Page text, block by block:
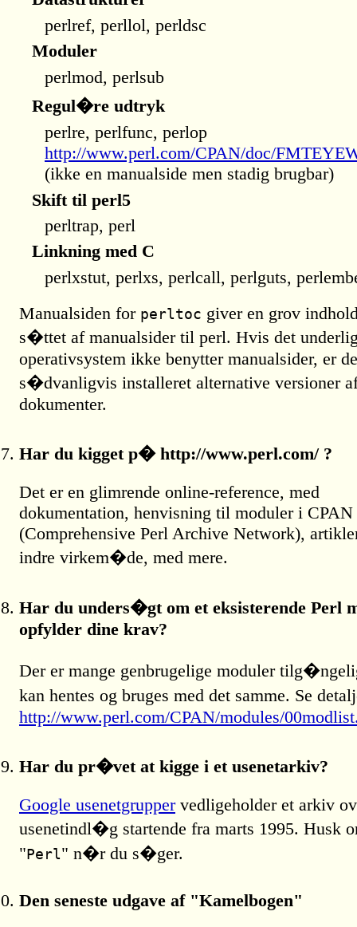
perlref, perllol, perldsc
Moduler
perlmod, perlsub
Regul�re udtryk
perlre, perlfunc, perlop
http://www.perl.com/CPAN/doc/
(ikke en manualside men stadig brugbar)
Skift til perl5
perltrap, perl
Linkning med C
perlxstut, perlxs, perlcall, perlguts,
Manualsiden for perltoc giver en grov
s�ttet af manualsider til perl. Hvis det
operativsystem ikke benytter manualsider, er
s�dvanligvis installeret alternative versioner
dokumenter.
Har du kigget p� http://www.perl.com/ ?
Det er en glimrende online-reference, med
dokumentation, henvisning til moduler i CPAN
(Comprehensive Perl Archive Network),
indre virkem�de, med mere.
Har du unders�gt om et eksisterende Perl
opfylder dine krav?
Der er mange genbrugelige moduler
kan hentes og bruges med det samme. Se
http://www.perl.com/CPAN/modules/
Har du pr�vet at kigge i et usenetarkiv?
Google usenetgruppervedligeholder et arkiv
usenetindl�g startende fra marts 1995. Husk
"Perl" n�r du s�ger.
Den seneste udgave af "Kamelbogen"